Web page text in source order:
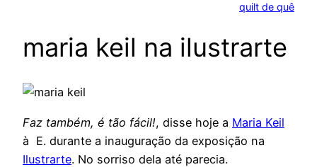
quilt de quê
maria keil na ilustrarte
Faz também, é tão fácil!, disse hoje a Maria Keil
à E. durante a inauguração da exposição na
Ilustrarte. No sorriso dela até parecia.